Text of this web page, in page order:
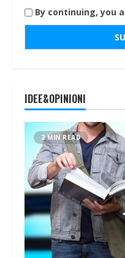
By continuing, you
IDEE&OPINIONI
2 MIN READ